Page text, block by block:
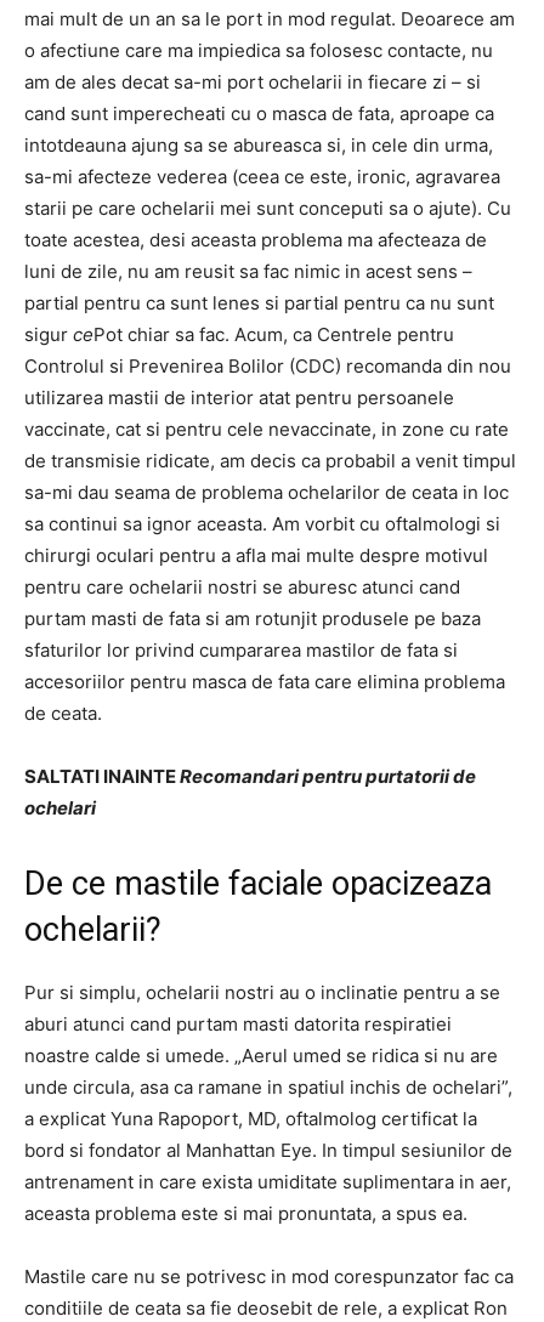
mai mult de un an sa le port in mod regulat. Deoarece am
o afectiune care ma impiedica sa folosesc contacte, nu
am de ales decat sa-mi port ochelarii in fiecare zi – si
cand sunt imperecheati cu o masca de fata, aproape ca
intotdeauna ajung sa se abureasca si, in cele din urma,
sa-mi afecteze vederea (ceea ce este, ironic, agravarea
starii pe care ochelarii mei sunt conceputi sa o ajute). Cu
toate acestea, desi aceasta problema ma afecteaza de
luni de zile, nu am reusit sa fac nimic in acest sens –
partial pentru ca sunt lenes si partial pentru ca nu sunt
sigur cePot chiar sa fac. Acum, ca Centrele pentru
Controlul si Prevenirea Bolilor (CDC) recomanda din nou
utilizarea mastii de interior atat pentru persoanele
vaccinate, cat si pentru cele nevaccinate, in zone cu rate
de transmisie ridicate, am decis ca probabil a venit timpul
sa-mi dau seama de problema ochelarilor de ceata in loc
sa continui sa ignor aceasta. Am vorbit cu oftalmologi si
chirurgi oculari pentru a afla mai multe despre motivul
pentru care ochelarii nostri se aburesc atunci cand
purtam masti de fata si am rotunjit produsele pe baza
sfaturilor lor privind cumpararea mastilor de fata si
accesoriilor pentru masca de fata care elimina problema
de ceata.
SALTATI INAINTERecomandari pentru purtatorii de
ochelari
De ce mastile faciale opacizeaza
ochelarii?
Pur si simplu, ochelarii nostri au o inclinatie pentru a se
aburi atunci cand purtam masti datorita respiratiei
noastre calde si umede. „Aerul umed se ridica si nu are
unde circula, asa ca ramane in spatiul inchis de ochelari”,
a explicat Yuna Rapoport, MD, oftalmolog certificat la
bord si fondator al Manhattan Eye. In timpul sesiunilor de
antrenament in care exista umiditate suplimentara in aer,
aceasta problema este si mai pronuntata, a spus ea.
Mastile care nu se potrivesc in mod corespunzator fac ca
conditiile de ceata sa fie deosebit de rele, a explicat Ron